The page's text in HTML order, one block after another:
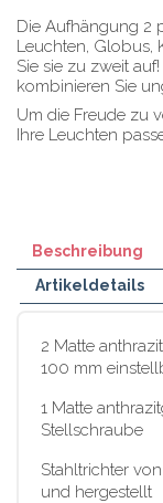
Die Aufhängung 2
Leuchten, Globus,
Sie sie zu zweit
kombinieren Sie
Um die Freude zu
Ihre Leuchten
Beschreibung
Artikeldetails
2 Matte
100 mm
1 Matte
Stellschraube
Stahltrichter
und hergestellt